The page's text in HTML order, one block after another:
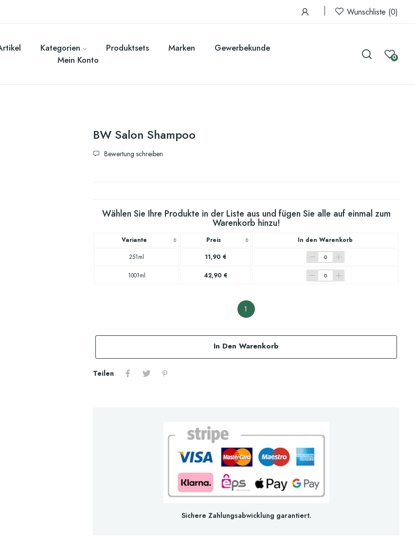
Wunschliste 0
Kategorien Produktsets Marken
Gewerbekunde
Mein Konto
0
BW Salon Shampoo
Bewertung schreiben
Wählen Sie Ihre Produkte in der Liste aus und fügen Sie alle auf einmal zum
Warenkorb hinzu!
Variante Preis
In den Warenkorb
251ml
11,90 €
1001ml 42,90 €
1
In Den Warenkorb
Teilen
Sichere Zahlungsabwicklung garantiert.